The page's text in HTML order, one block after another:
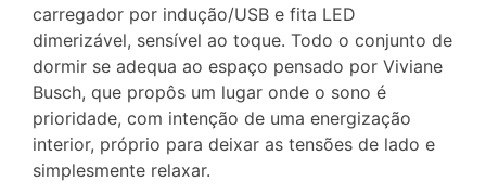
carregador por indução/USB e fita LED
dimerizável, sensível ao toque. Todo o conjunto de
dormir se adequa ao espaço pensado por Viviane
Busch, que propôs um lugar onde o sono é
prioridade, com intenção de uma energização
interior, próprio para deixar as tensões de lado e
simplesmente relaxar.